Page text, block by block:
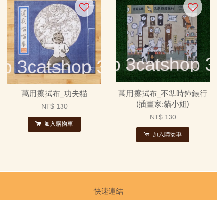
萬用擦拭布_功夫貓
NT$ 130
加入購物車
萬用擦拭布_不準時鐘錶行
(插畫家:貓小姐)
NT$ 130
加入購物車
快速連結